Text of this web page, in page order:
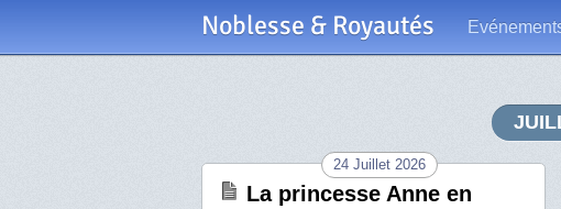
Noblesse & Royautés
24 Juillet 2026
La princesse Anne en